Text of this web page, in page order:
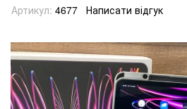
Артикул: 4677 Написати відгук